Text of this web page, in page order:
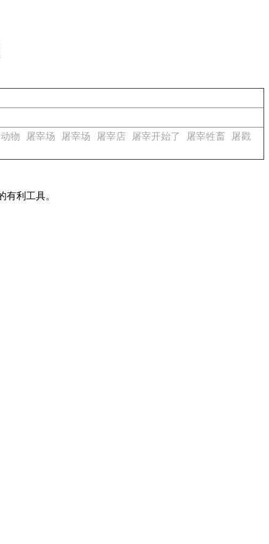
物 屠宰场 屠宰场 屠宰店 屠宰开始了 屠宰牲畜
屠戳
利工具。